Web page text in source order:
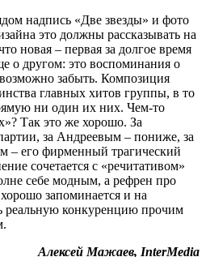
надпись «Две звезды» и фото
это должны рассказывать на
новая – первая за долгое время
о другом: это воспоминания о
забыть. Композиция
главных хитов группы, в то
ни один их них. Чем-то
Так это же хорошо. За
за Андреевым – пониже, за
– его фирменный трагический
сочетается с «речитативом»
себе модным, а рефрен про
запоминается и на
реальную конкуренцию прочим
Алексей Мажаев, InterMedia